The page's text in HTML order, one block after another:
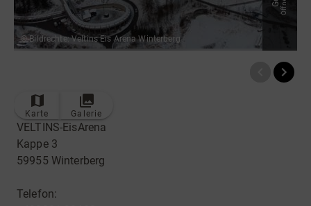
© Bildrechte: Veltins Eis Arena Winterberg
Karte Galerie
VELTINS-EisArena
Kappe 3
59955 Winterberg
Telefon: